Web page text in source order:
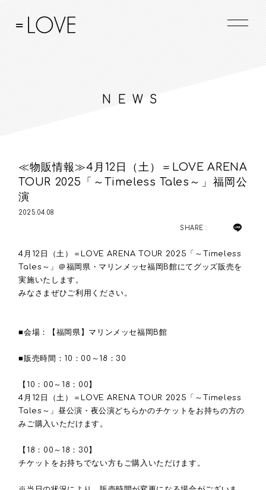
NEWS
≪物販情報≫4月12日（土）＝LOVE ARENA
TOUR 2025「～Timeless Tales～」福岡公
演
2025.04.08
SHARE :
4月 12 日（土）＝ LOVE ARENA TOUR 2025 「～ Timeless
Tales ～」＠福岡県・マリンメッセ福岡 B館にてグッズ販売を
実施いたします。
みなさまぜひご利用ください。
■会場：【福岡県】マリンメッセ福岡 B館
■販売時間： 10 ： 00 ～ 18 ： 30
【 10 ： 00 ～ 18 ： 00 】
4 月 12 日（土）＝ LOVE ARENA TOUR 2025 「～ Timeless
Tales ～」昼公演・夜公演どちらかのチケットをお持ちの方の
みご購入いただけます。
【 18 ： 00 ～ 18 ： 30 】
チケットをお持ちでない方もご購入いただけます。